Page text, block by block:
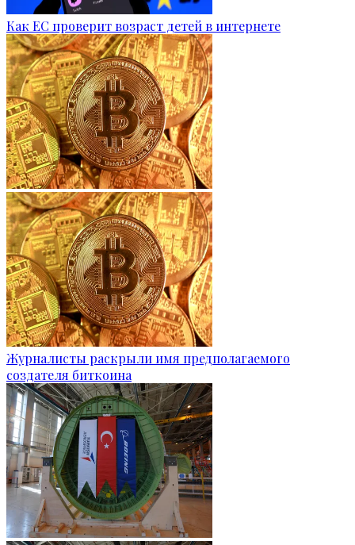
Как ЕС проверит возраст детей в интернете
Журналисты раскрыли имя предполагаемого
создателя биткоина